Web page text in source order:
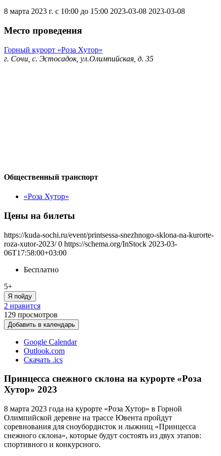
8 марта 2023 г. с 10:00 до 15:00 2023-03-08 2023-03-08
Место проведения
Горный курорт «Роза Хутор»
г. Сочи, с. Эстосадок, ул.Олимпийская, д. 35
Общественный транспорт
«Роза Хутор»
Цены на билеты
https://kuda-sochi.ru/event/printsessa-snezhnogo-sklona-na-kurorte-
roza-xutor-2023/ 0 https://schema.org/InStock 2023-03-
06T17:58:00+03:00
Бесплатно
5+
Я пойду
2 нравится
129 просмотров
Добавить в календарь
Google Calendar
Outlook.com
Скачать .ics
Принцесса снежного склона на курорте «Роза
Хутор» 2023
8 марта 2023 года на курорте «Роза Хутор» в Горной
Олимпийской деревне на трассе Ювента пройдут
соревнования для сноубордисток и лыжниц «Принцесса
снежного склона», которые будут состоять из двух этапов:
спортивного и конкурсного.